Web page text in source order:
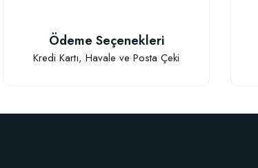
Ödeme Seçenekleri
Kredi Kartı, Havale ve Posta Çeki